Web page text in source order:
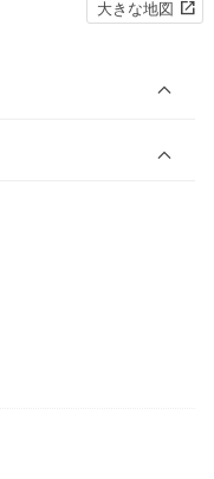
大きな地図